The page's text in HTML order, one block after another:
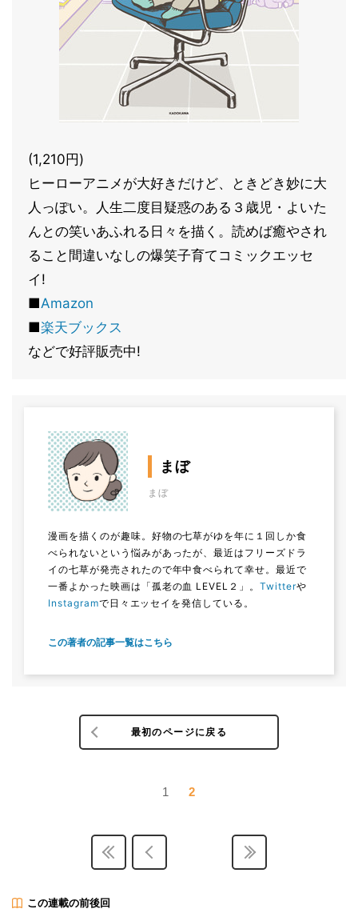
(1,210円)
ヒーローアニメが大好きだけど、ときどき妙に大
人っぽい。人生二度目疑惑のある３歳児・よいた
んとの笑いあふれる日々を描く。読めば癒やされ
ること間違いなしの爆笑子育てコミックエッセ
イ!
■Amazon
■楽天ブックス
などで好評販売中!
まぼ
まぼ
漫画を描くのが趣味。好物の七草がゆを年に１回しか食
べられないという悩みがあったが、最近はフリーズドラ
イの七草が発売されたので年中食べられて幸せ。最近で
一番よかった映画は「孤老の血 LEVEL２」。Twitterや
Instagramで日々エッセイを発信している。
この著者の記事一覧はこちら
最初のページに戻る
1 2
この連載の前後回